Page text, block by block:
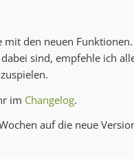
mit den neuen
sind, empfehle ich
im Changelog.
auf die neue